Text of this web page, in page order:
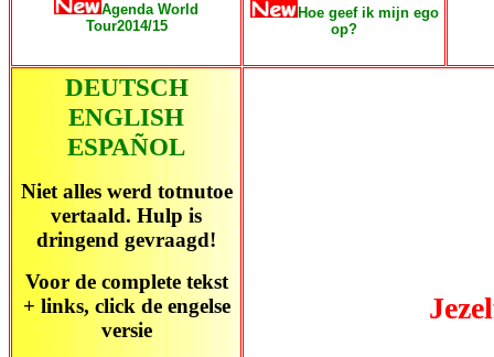
Agenda World
Tour2014/15
Hoe geef ik mijn ego
op?
DEUTSCH
ENGLISH
ESPAÑOL
Niet alles werd totnutoe
vertaald. Hulp is
dringend gevraagd!
Voor de complete tekst
+ links, click de engelse
versie